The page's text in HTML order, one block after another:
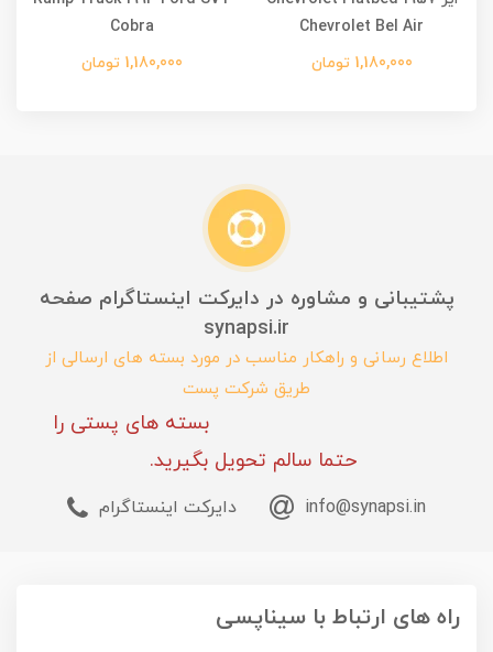
Chevrolet Bel Air
1,180,000 تومان
Cobra
1,180,000 تومان
پشتیبانی و مشاوره در دایرکت اینستاگرام صفحه
synapsi.ir
اطلاع رسانی و راهکار مناسب در مورد بسته های ارسالی از
طریق شرکت پست
بسته های پستی را
حتما سالم تحویل بگیرید.
info@synapsi.in دایرکت اینستاگرام
راه های ارتباط با سیناپسی